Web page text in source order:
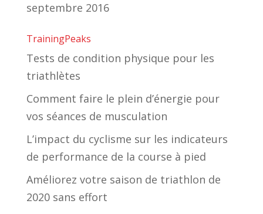
septembre 2016
TrainingPeaks
Tests de condition physique pour les
triathlètes
Comment faire le plein d’énergie pour
vos séances de musculation
L’impact du cyclisme sur les indicateurs
de performance de la course à pied
Améliorez votre saison de triathlon de
2020 sans effort